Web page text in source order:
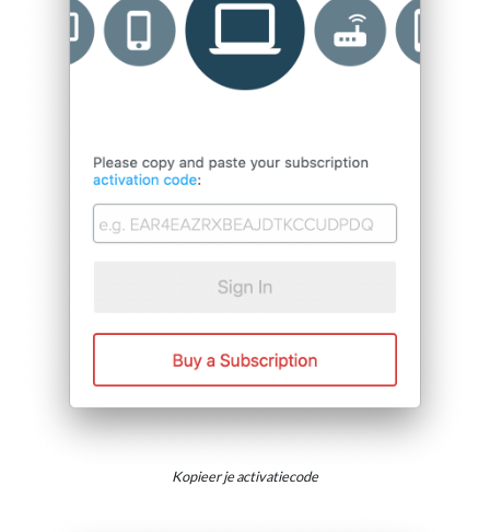
Kopieer je activatiecode